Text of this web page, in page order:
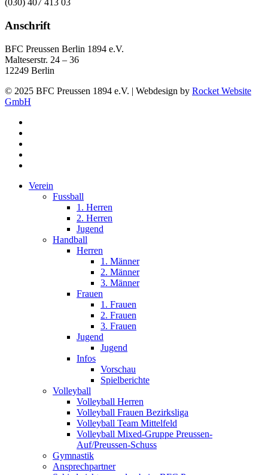
(030) 407 413 03
Anschrift
BFC Preussen Berlin 1894 e.V.
Malteserstr. 24 – 36
12249 Berlin
© 2025 BFC Preussen 1894 e.V. | Webdesign by Rocket Website
GmbH
Close
Verein
Fussball
1. Herren
2. Herren
Jugend
Handball
Herren
1. Männer
2. Männer
3. Männer
Frauen
1. Frauen
2. Frauen
3. Frauen
Jugend
Jugend
Infos
Vorschau
Spielberichte
Volleyball
Volleyball Herren
Volleyball Frauen Bezirksliga
Volleyball Team Mittelfeld
Volleyball Mixed-Gruppe Preussen-
Auf/Preussen-Schuss
Gymnastik
Ansprechpartner